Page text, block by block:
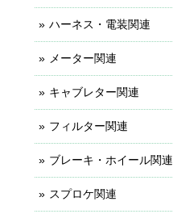
ハーネス・電装関連
メーター関連
キャブレター関連
フィルター関連
ブレーキ・ホイール関連
スプロケ関連